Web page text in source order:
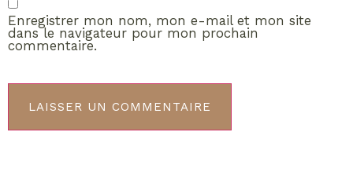
Enregistrer mon nom, mon e-mail et mon site
dans le navigateur pour mon prochain
commentaire.